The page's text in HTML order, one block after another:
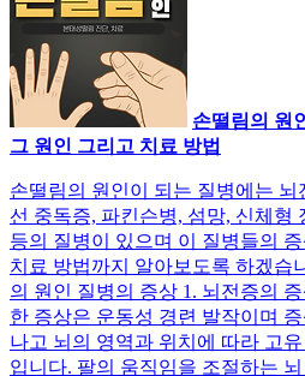
손떨림의 원
그 원인 그리고 치료 방법
손떨림의 원인이 되는 질병에는
선 중독증, 파킨슨병, 섬망, 신체형
등의 질병이 있으며 이 질병들의
치료 방법까지 알아보도록 하겠습
의 원인 질병의 증상 1. 뇌전증의
한 증상은 운동성 경련 발작이며
나고 뇌의 영역과 위치에 따라 고
입니다. 팔의 움직임을 조절하는